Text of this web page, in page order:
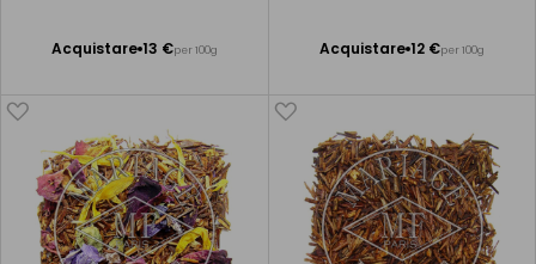
Acquistare 13 €per 100g
Aggiungere
Acquistare 12 €per 100g
Aggiungere